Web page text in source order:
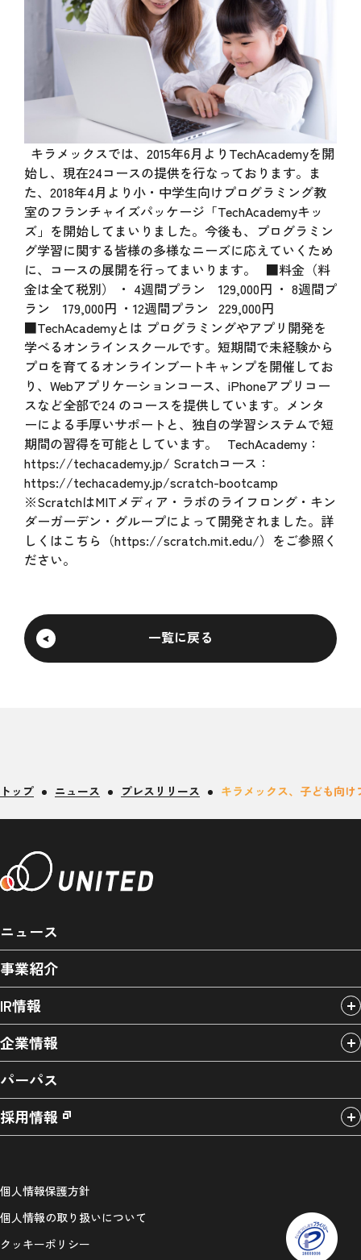
キラメックスでは、2015年6月よりTechAcademyを開
始し、現在24コースの提供を行なっております。ま
た、2018年4月より小・中学生向けプログラミング教
室のフランチャイズパッケージ「TechAcademyキッ
ズ」を開始してまいりました。今後も、プログラミン
グ学習に関する皆様の多様なニーズに応えていくため
に、コースの展開を行ってまいります。 ■料金（料
金は全て税別） ・ 4週間プラン 129,000円 ・ 8週間プ
ラン 179,000円 ・12週間プラン 229,000円
■TechAcademyとは プログラミングやアプリ開発を
学べるオンラインスクールです。短期間で未経験から
プロを育てるオンラインブートキャンプを開催してお
り、Webアプリケーションコース、iPhoneアプリコー
スなど全部で24 のコースを提供しています。メンタ
ーによる手厚いサポートと、独自の学習システムで短
期間の習得を可能としています。 TechAcademy：
https://techacademy.jp/ Scratchコース：
https://techacademy.jp/scratch-bootcamp
※ScratchはMITメディア・ラボのライフロング・キン
ダーガーデン・グループによって開発されました。詳
しくはこちら（https://scratch.mit.edu/）をご参照く
ださい。
一覧に戻る
トップ ニュース プレスリリース キラメックス、子ども向
ニュース
事業紹介
IR情報
企業情報
パーパス
採用情報
個人情報保護方針
個人情報の取り扱いについて
クッキーポリシー